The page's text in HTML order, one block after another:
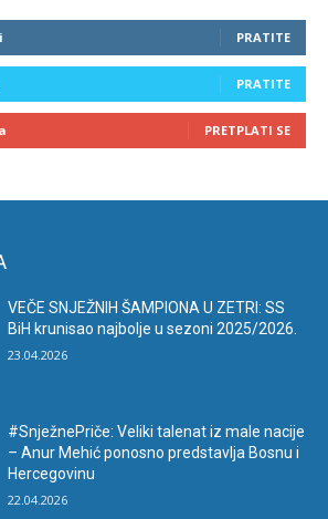
PRATITE
PRATITE
PRETPLATI SE
VEČE SNJEŽNIH ŠAMPIONA U ZETRI: SS
BiH krunisao najbolje u sezoni 2025/2026.
23.04.2026
#SnježnePriče: Veliki talenat iz male nacije
– Anur Mehić ponosno predstavlja Bosnu i
Hercegovinu
22.04.2026